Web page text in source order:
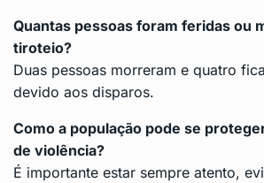
Quantas pessoas foram feridas ou
tiroteio?
Duas pessoas morreram e quatro
devido aos disparos.
Como a população pode se
de violência?
É importante estar sempre atento,